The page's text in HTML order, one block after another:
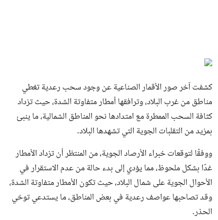
كشفت آخر صور الأقمار الصناعية عن وجود سحب رعدية تغطي
مناطق من غرب البلاد، وترافقها أمطار متفاوتة الشدة، حيث تزداد
كثافة السحب الممطرة مع امتدادها نحو المناطق الشمالية، ما ينبئ
بمزيد من التقلبات الجوية التي تشهدها البلاد.
ووفقًا لتوقعات خبراء الأرصاد الجوية، من المنتظر أن تزداد الأمطار
غدًا بشكل ملحوظ، مما يؤدي إلى بدء حالة من عدم الاستقرار في
الأحوال الجوية على شمال البلاد، حيث تكون الأمطار متفاوتة الشدة،
وقد تصاحبها عواصف رعدية في بعض المناطق، ما يستدعي توخي
الحذر.